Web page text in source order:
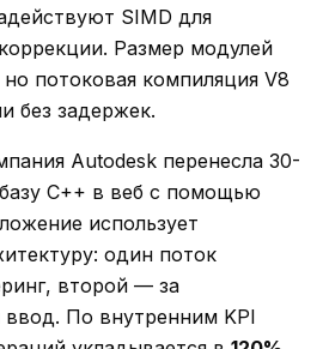
SIMD для
Размер модулей
потоковая компиляция V8
без задержек.
Autodesk перенесла 30-
C++ в веб с помощью
использует
один поток
второй — за
ввод. По внутренним KPI